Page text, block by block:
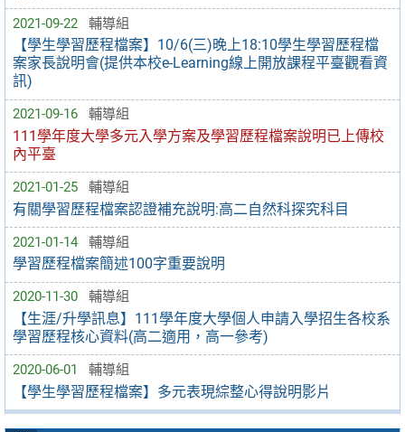
2021-09-22 輔導組
【學生學習歷程檔案】10/6(三)晚上18:10學生學習歷程檔
案家長說明會(提供本校e-Learning線上開放課程平臺觀看資
訊)
2021-09-16 輔導組
111學年度大學多元入學方案及學習歷程檔案說明已上傳校
內平臺
2021-01-25 輔導組
有關學習歷程檔案認證補充說明:高二自然科探究科目
2021-01-14 輔導組
學習歷程檔案簡述100字重要說明
2020-11-30 輔導組
【生涯/升學訊息】111學年度大學個人申請入學招生各校系
學習歷程核心資料(高二適用，高一參考)
2020-06-01 輔導組
【學生學習歷程檔案】多元表現綜整心得說明影片